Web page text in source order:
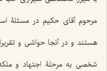
مرحوم آقاى حکیم در مسئلۀ
هستند و در آنجا حواشى و
شخصى به مرحلۀ اجتهاد و